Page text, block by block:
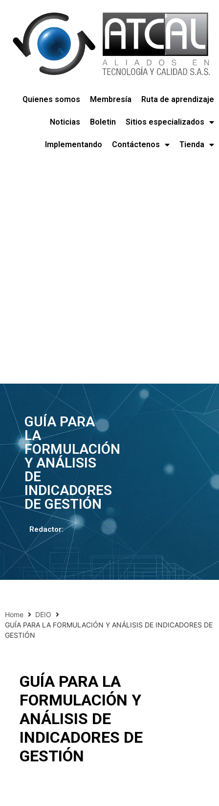
Quienes somos Membresía Ruta de aprendizaje
Noticias Boletin Sitios especializados
Implementando Contáctenos Tienda
GUÍA PARA
LA
FORMULACIÓN
Y ANÁLISIS
DE
INDICADORES
DE GESTIÓN
Redactor:
Home
DEIO
GUÍA PARA LA FORMULACIÓN Y ANÁLISIS DE INDICADORES DE
GESTIÓN
GUÍA PARA LA
FORMULACIÓN Y
ANÁLISIS DE
INDICADORES DE
GESTIÓN